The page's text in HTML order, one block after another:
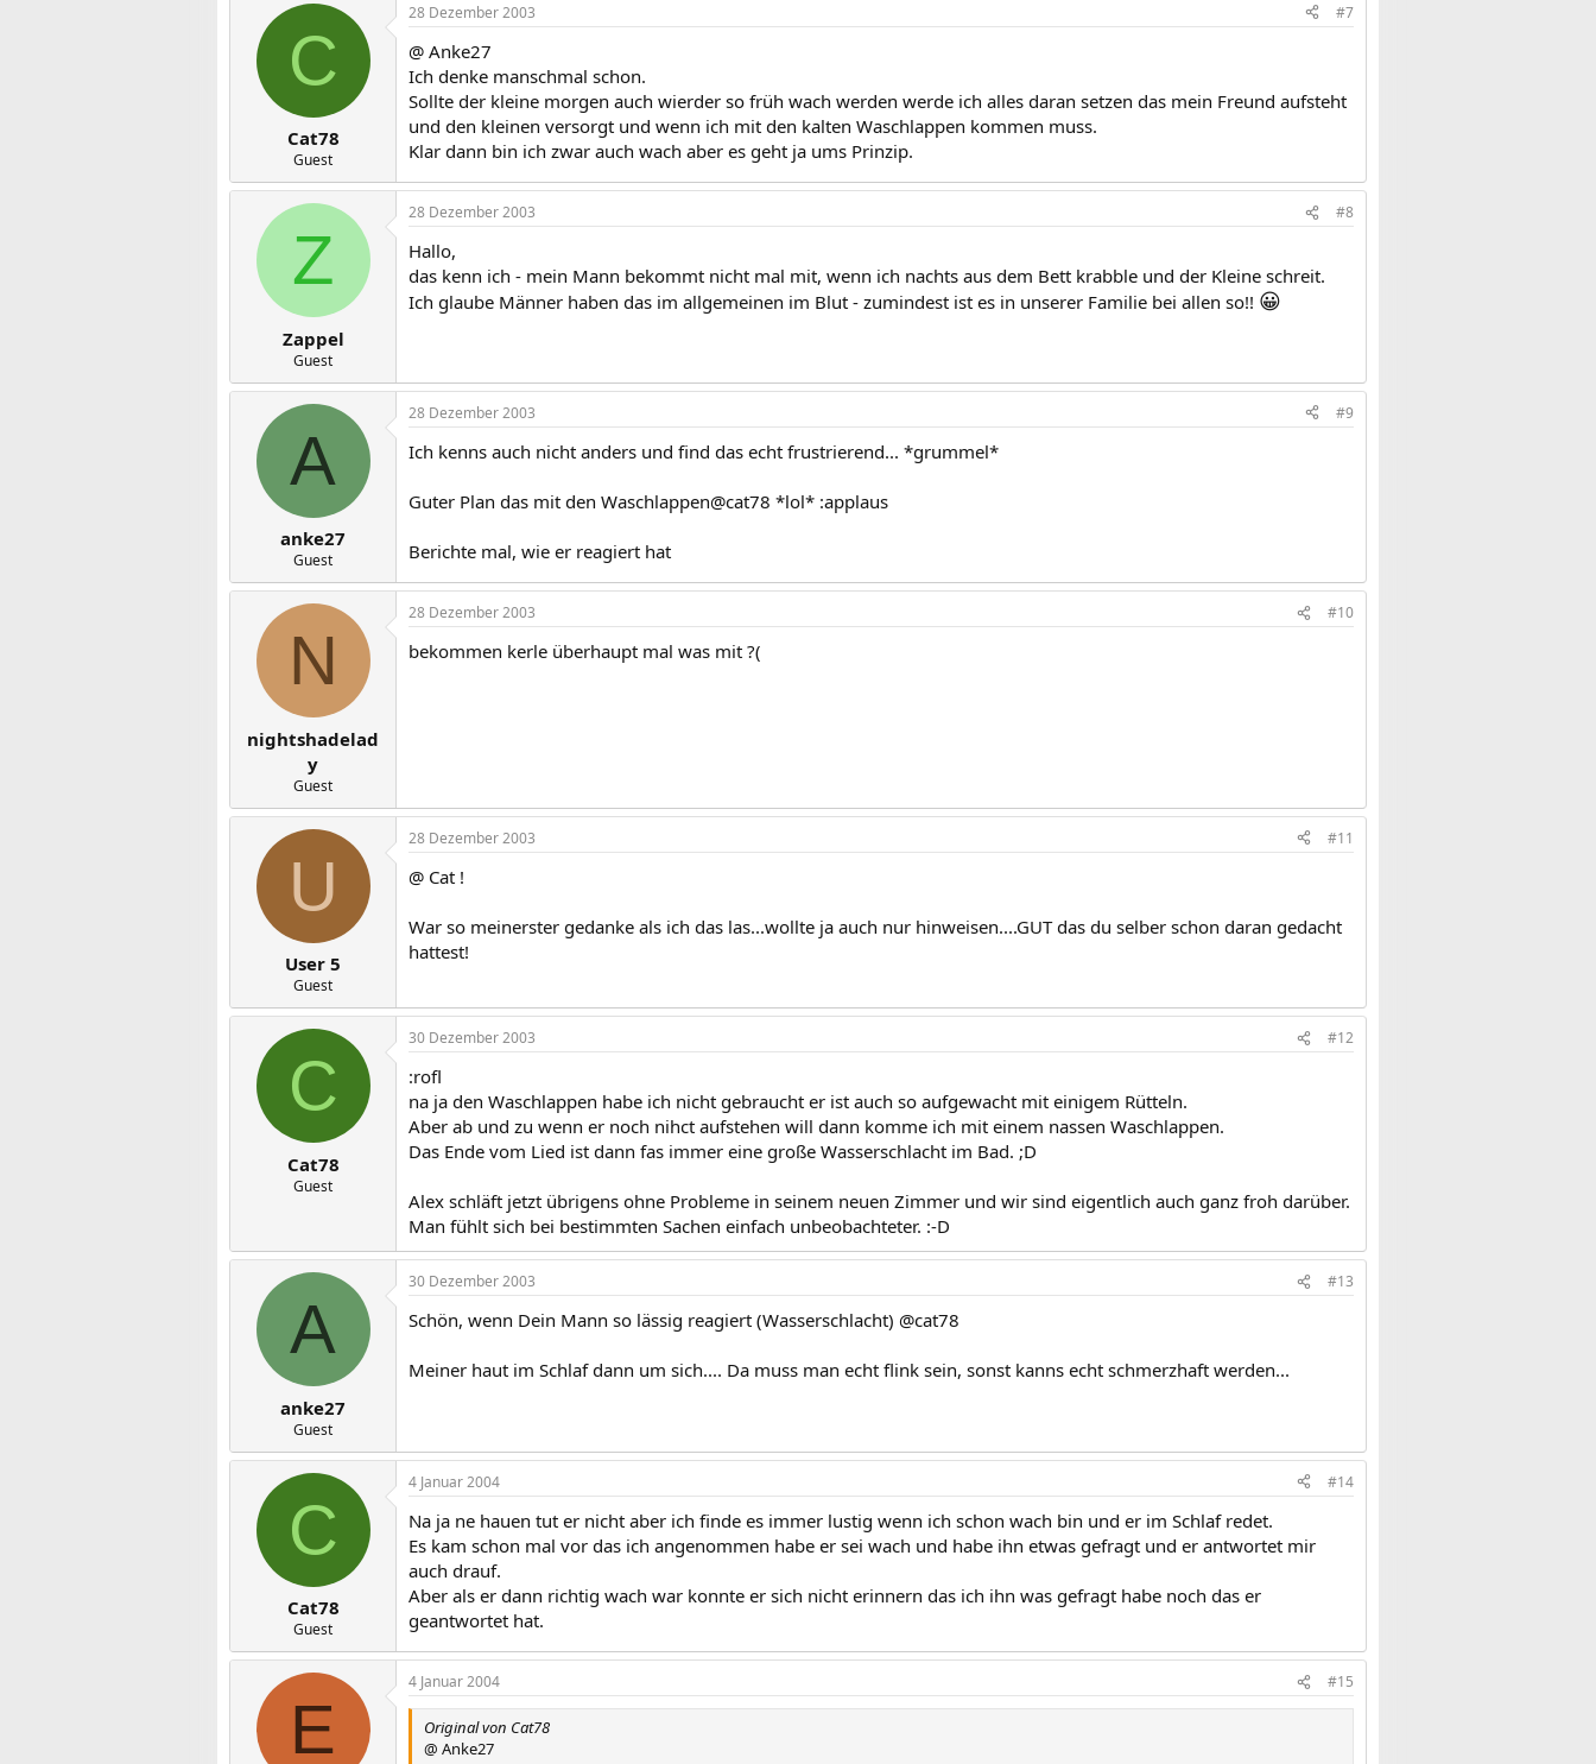
C
Cat78
Guest
28 Dezember 2003 #7
@ Anke27
Ich denke manschmal schon.
Sollte der kleine morgen auch wierder so früh wach werden werde ich alles daran setzen das mein Freund aufsteht
und den kleinen versorgt und wenn ich mit den kalten Waschlappen kommen muss.
Klar dann bin ich zwar auch wach aber es geht ja ums Prinzip.
Z
Zappel
Guest
28 Dezember 2003 #8
Hallo,
das kenn ich - mein Mann bekommt nicht mal mit, wenn ich nachts aus dem Bett krabble und der Kleine schreit.
Ich glaube Männer haben das im allgemeinen im Blut - zumindest ist es in unserer Familie bei allen so!! 😀
A
anke27
Guest
28 Dezember 2003 #9
Ich kenns auch nicht anders und find das echt frustrierend... *grummel*
Guter Plan das mit den Waschlappen@cat78 *lol* :applaus
Berichte mal, wie er reagiert hat
N
nightshadelad
y
Guest
28 Dezember 2003 #10
bekommen kerle überhaupt mal was mit ?(
U
User 5
Guest
28 Dezember 2003 #11
@ Cat !
War so meinerster gedanke als ich das las...wollte ja auch nur hinweisen....GUT das du selber schon daran gedacht
hattest!
C
Cat78
Guest
30 Dezember 2003 #12
:rofl
na ja den Waschlappen habe ich nicht gebraucht er ist auch so aufgewacht mit einigem Rütteln.
Aber ab und zu wenn er noch nihct aufstehen will dann komme ich mit einem nassen Waschlappen.
Das Ende vom Lied ist dann fas immer eine große Wasserschlacht im Bad. ;D
Alex schläft jetzt übrigens ohne Probleme in seinem neuen Zimmer und wir sind eigentlich auch ganz froh darüber.
Man fühlt sich bei bestimmten Sachen einfach unbeobachteter. :-D
A
anke27
Guest
30 Dezember 2003 #13
Schön, wenn Dein Mann so lässig reagiert (Wasserschlacht) @cat78
Meiner haut im Schlaf dann um sich.... Da muss man echt flink sein, sonst kanns echt schmerzhaft werden...
C
Cat78
Guest
4 Januar 2004 #14
Na ja ne hauen tut er nicht aber ich finde es immer lustig wenn ich schon wach bin und er im Schlaf redet.
Es kam schon mal vor das ich angenommen habe er sei wach und habe ihn etwas gefragt und er antwortet mir
auch drauf.
Aber als er dann richtig wach war konnte er sich nicht erinnern das ich ihn was gefragt habe noch das er
geantwortet hat.
E
4 Januar 2004 #15
Original von Cat78
@ Anke27